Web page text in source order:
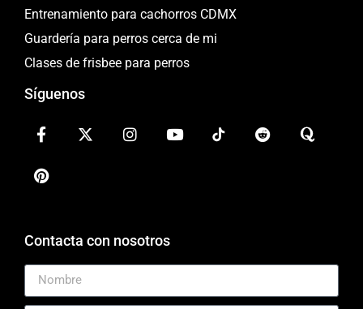
Entrenamiento para cachorros CDMX
Guardería para perros cerca de mi
Clases de frisbee para perros
Síguenos
Contacta con nosotros